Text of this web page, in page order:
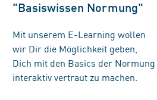
"Basiswissen Normung"
Mit unserem E-Learning wollen
wir Dir die Möglichkeit geben,
Dich mit den Basics der Normung
interaktiv vertraut zu machen.